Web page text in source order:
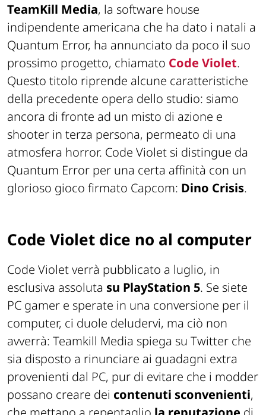
TeamKill Media, la software house
indipendente americana che ha dato i natali a
Quantum Error, ha annunciato da poco il suo
prossimo progetto, chiamato Code Violet.
Questo titolo riprende alcune caratteristiche
della precedente opera dello studio: siamo
ancora di fronte ad un misto di azione e
shooter in terza persona, permeato di una
atmosfera horror. Code Violet si distingue da
Quantum Error per una certa affinità con un
glorioso gioco firmato Capcom: Dino Crisis.
Code Violet dice no al computer
Code Violet verrà pubblicato a luglio, in
esclusiva assoluta su PlayStation 5. Se siete
PC gamer e sperate in una conversione per il
computer, ci duole deludervi, ma ciò non
avverrà: Teamkill Media spiega su Twitter che
sia disposto a rinunciare ai guadagni extra
provenienti dal PC, pur di evitare che i modder
possano creare dei contenuti sconvenienti,